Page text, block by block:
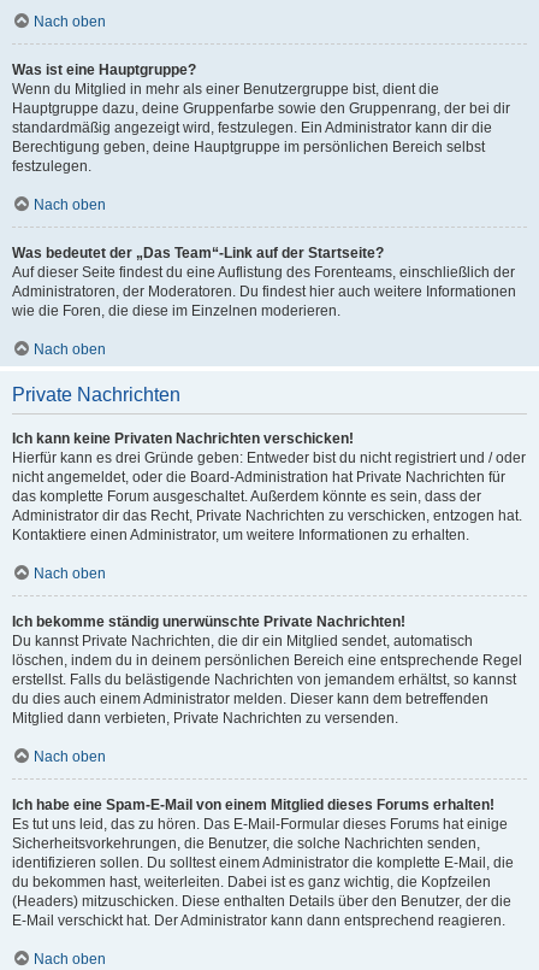
Nach oben
Was ist eine Hauptgruppe?
Wenn du Mitglied in mehr als einer Benutzergruppe bist, dient die
Hauptgruppe dazu, deine Gruppenfarbe sowie den Gruppenrang, der bei dir
standardmäßig angezeigt wird, festzulegen. Ein Administrator kann dir die
Berechtigung geben, deine Hauptgruppe im persönlichen Bereich selbst
festzulegen.
Nach oben
Was bedeutet der „Das Team“-Link auf der Startseite?
Auf dieser Seite findest du eine Auflistung des Forenteams, einschließlich der
Administratoren, der Moderatoren. Du findest hier auch weitere Informationen
wie die Foren, die diese im Einzelnen moderieren.
Nach oben
Private Nachrichten
Ich kann keine Privaten Nachrichten verschicken!
Hierfür kann es drei Gründe geben: Entweder bist du nicht registriert und / oder
nicht angemeldet, oder die Board-Administration hat Private Nachrichten für
das komplette Forum ausgeschaltet. Außerdem könnte es sein, dass der
Administrator dir das Recht, Private Nachrichten zu verschicken, entzogen hat.
Kontaktiere einen Administrator, um weitere Informationen zu erhalten.
Nach oben
Ich bekomme ständig unerwünschte Private Nachrichten!
Du kannst Private Nachrichten, die dir ein Mitglied sendet, automatisch
löschen, indem du in deinem persönlichen Bereich eine entsprechende Regel
erstellst. Falls du belästigende Nachrichten von jemandem erhältst, so kannst
du dies auch einem Administrator melden. Dieser kann dem betreffenden
Mitglied dann verbieten, Private Nachrichten zu versenden.
Nach oben
Ich habe eine Spam-E-Mail von einem Mitglied dieses Forums erhalten!
Es tut uns leid, das zu hören. Das E-Mail-Formular dieses Forums hat einige
Sicherheitsvorkehrungen, die Benutzer, die solche Nachrichten senden,
identifizieren sollen. Du solltest einem Administrator die komplette E-Mail, die
du bekommen hast, weiterleiten. Dabei ist es ganz wichtig, die Kopfzeilen
(Headers) mitzuschicken. Diese enthalten Details über den Benutzer, der die
E-Mail verschickt hat. Der Administrator kann dann entsprechend reagieren.
Nach oben